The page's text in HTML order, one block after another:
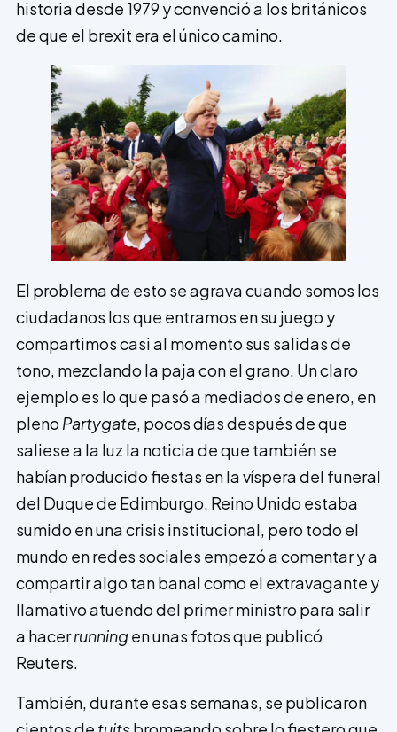
historia desde 1979 y convenció a los británicos
de que el brexit era el único camino.
El problema de esto se agrava cuando somos los
ciudadanos los que entramos en su juego y
compartimos casi al momento sus salidas de
tono, mezclando la paja con el grano. Un claro
ejemplo es lo que pasó a mediados de enero, en
pleno Partygate, pocos días después de que
saliese a la luz la noticia de que t­ambién se
habían producido fiestas en la víspera del funeral
del Duque de Edimburgo. Reino Unido estaba
sumido en una crisis institucional, pero todo el
mundo en redes sociales empezó a comentar y a
compartir algo tan banal como el extravagante y
llamativo atuendo del primer ministro para salir
a hacerrunningen unas fotos que publicó
Reuters.
También, durante esas semanas, se publicaron